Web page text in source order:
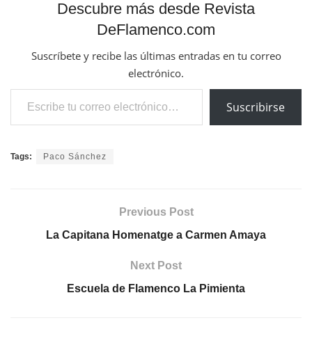
Descubre más desde Revista
DeFlamenco.com
Suscríbete y recibe las últimas entradas en tu correo
electrónico.
Escribe tu correo electrónico…
Suscribirse
Tags: Paco Sánchez
Previous Post
La Capitana Homenatge a Carmen Amaya
Next Post
Escuela de Flamenco La Pimienta